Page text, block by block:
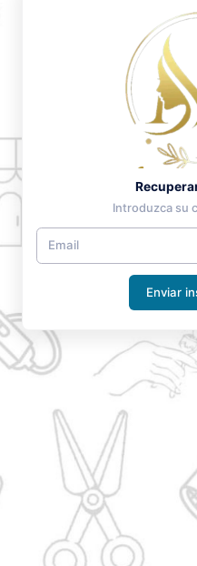
Introduzca su
Enviar